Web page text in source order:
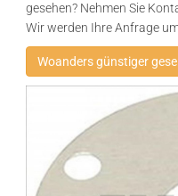
gesehen? Nehmen Sie
Wir werden Ihre Anfrage
Woanders günstiger